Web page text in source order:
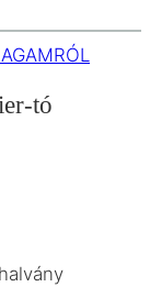
tó